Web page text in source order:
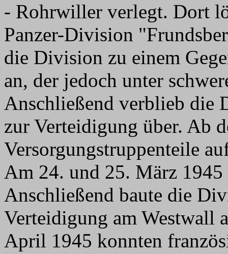
- Rohrwiller verlegt. Dort
Panzer-Division
die Division zu einem
an, der jedoch unter
Anschließend verblieb die
zur Verteidigung über. Ab
Versorgungstruppenteile
Am 24. und 25. März
Anschließend baute die
Verteidigung am Westwall
April 1945 konnten